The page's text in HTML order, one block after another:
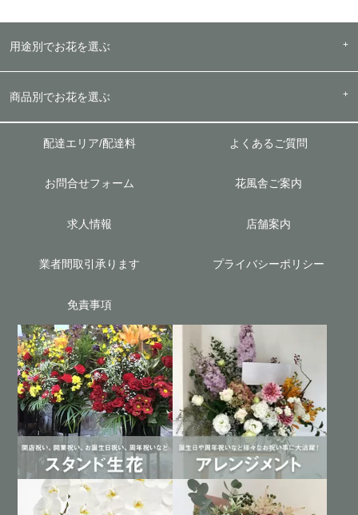
用途別でお花を選ぶ
商品別でお花を選ぶ
配達エリア/配達料 よくあるご質問
お問合せフォーム 花風舎ご案内
求人情報 店舗案内
業者間取引承ります プライバシーポリシー
免責事項